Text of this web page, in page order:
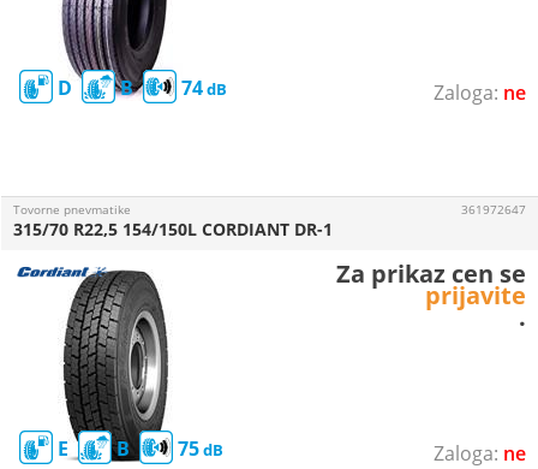
ne
D B 74
ne
Tovorne pnevmatike
E B 75
315/70 R22,5 154/150L CORDIANT DR-1
361972647
Za prikaz cen se
prijavite
.